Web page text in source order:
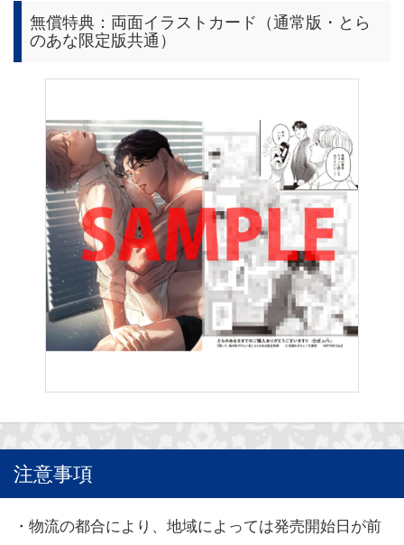
無償特典：両面イラストカード（通常版・とら
のあな限定版共通）
注意事項
・物流の都合により、地域によっては発売開始日が前